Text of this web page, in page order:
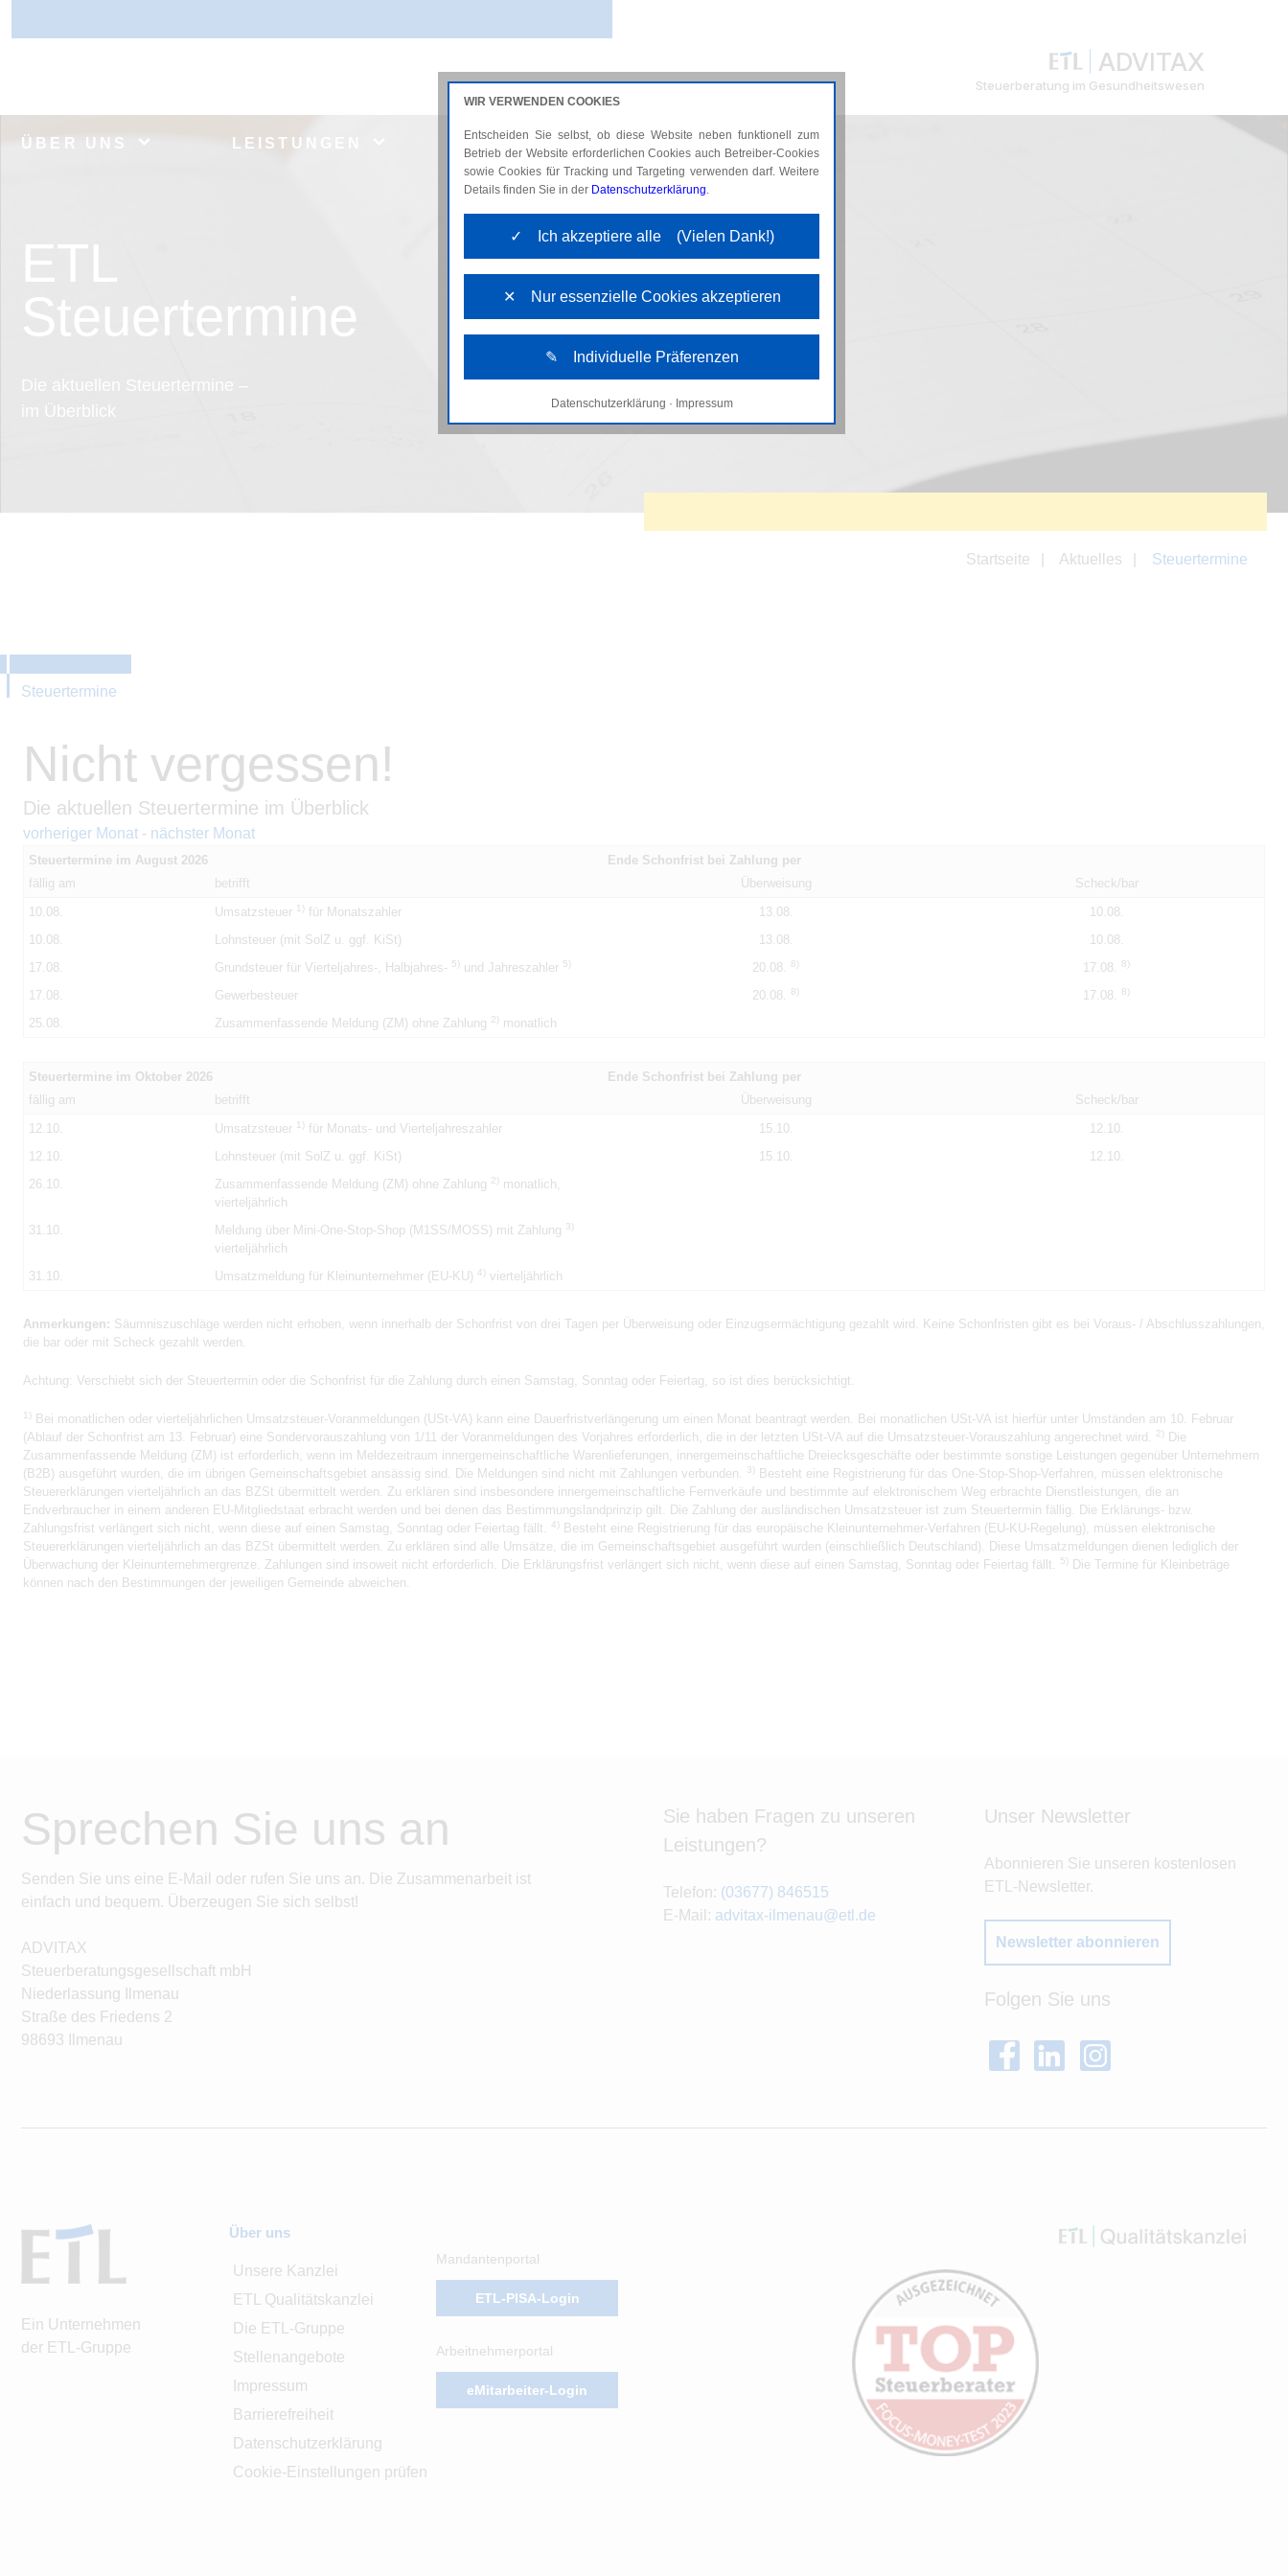
ADVITAX
Steuerberatung im Gesundheitswesen
ÜBER UNS LEISTUNGEN AKTUELLES KARRIERE
Steuertermine
Die aktuellen Steuertermine –
Startseite Aktuelles Steuertermine
Steuertermine
Nicht vergessen!
Die aktuellen Steuertermine im Überblick
vorheriger Monat - nächster Monat
Steuertermine im August 2026
Ende Schonfrist bei Zahlung per
fällig am
betrifft Überweisung
Scheck/bar
10.08.
Umsatzsteuer 1) für Monatszahler 13.08.
10.08.
10.08.
Lohnsteuer (mit SolZ u. ggf. KiSt) 13.08.
10.08.
17.08.
Grundsteuer für Vierteljahres-, Halbjahres- 5) und Jahreszahler 5) 20.08. 8) 17.08. 8)
17.08. Gewerbesteuer 20.08. 8) 17.08. 8)
25.08. Zusammenfassende Meldung (ZM) ohne Zahlung 2) monatlich
Steuertermine im Oktober 2026
Ende Schonfrist bei Zahlung per
fällig am
betrifft Überweisung
Scheck/bar
12.10.
Umsatzsteuer 1) für Monats- und Vierteljahreszahler 15.10.
12.10.
12.10.
Lohnsteuer (mit SolZ u. ggf. KiSt) 15.10.
12.10.
26.10.
Zusammenfassende Meldung (ZM) ohne Zahlung 2) monatlich,
vierteljährlich
31.10.
Meldung über Mini-One-Stop-Shop (M1SS/MOSS) mit Zahlung 3)
vierteljährlich
31.10.
Umsatzmeldung für Kleinunternehmer (EU-KU) 4) vierteljährlich
Anmerkungen: Säumniszuschläge werden nicht erhoben, wenn innerhalb der Schonfrist von drei Tagen per Überweisung oder Einzugsermächtigung gezahlt wird. Keine Schonfristen gibt es bei Voraus- / Abschlusszahlungen,
die bar oder mit Scheck gezahlt werden.
Achtung: Verschiebt sich der Steuertermin oder die Schonfrist für die Zahlung durch einen Samstag, Sonntag oder Feiertag, so ist dies berücksichtigt.
1)
Bei monatlichen oder vierteljährlichen Umsatzsteuer-Voranmeldungen (USt-VA) kann eine Dauerfristverlängerung um einen Monat beantragt werden. Bei monatlichen USt-VA ist hierfür unter Umständen am 10. Februar
(Ablauf der Schonfrist am 13. Februar) eine Sondervorauszahlung von 1/11 der Voranmeldungen des Vorjahres erforderlich, die in der letzten USt-VA auf die Umsatzsteuer-Vorauszahlung angerechnet wird.
2)
Die
Zusammenfassende Meldung (ZM) ist erforderlich, wenn im Meldezeitraum innergemeinschaftliche Warenlieferungen, innergemeinschaftliche Dreiecksgeschäfte oder bestimmte sonstige Leistungen gegenüber Unternehmern
(B2B) ausgeführt wurden, die im übrigen Gemeinschaftsgebiet ansässig sind. Die Meldungen sind nicht mit Zahlungen verbunden.
3)
Besteht eine Registrierung für das One-Stop-Shop-Verfahren, müssen elektronische
Steuererklärungen vierteljährlich an das BZSt übermittelt werden. Zu erklären sind insbesondere innergemeinschaftliche Fernverkäufe und bestimmte auf elektronischem Weg erbrachte Dienstleistungen, die an
Endverbraucher in einem anderen EU-Mitgliedstaat erbracht werden und bei denen das Bestimmungslandprinzip gilt. Die Zahlung der ausländischen Umsatzsteuer ist zum Steuertermin fällig. Die Erklärungs- bzw.
Zahlungsfrist verlängert sich nicht, wenn diese auf einen Samstag, Sonntag oder Feiertag fällt.
4)
Besteht eine Registrierung für das europäische Kleinunternehmer-Verfahren (EU-KU-Regelung), müssen elektronische
Steuererklärungen vierteljährlich an das BZSt übermittelt werden. Zu erklären sind alle Umsätze, die im Gemeinschaftsgebiet ausgeführt wurden (einschließlich Deutschland). Diese Umsatzmeldungen dienen lediglich der
Überwachung der Kleinunternehmergrenze. Zahlungen sind insoweit nicht erforderlich. Die Erklärungsfrist verlängert sich nicht, wenn diese auf einen Samstag, Sonntag oder Feiertag fällt.
5)
Die Termine für Kleinbeträge
können nach den Bestimmungen der jeweiligen Gemeinde abweichen.
Sprechen Sie uns an
Senden Sie uns eine E-Mail oder rufen Sie uns an. Die Zusammenarbeit ist
einfach und bequem. Überzeugen Sie sich selbst!
ADVITAX
Steuerberatungsgesellschaft mbH
Niederlassung Ilmenau
Straße des Friedens 2
98693 Ilmenau
Sie haben Fragen zu unseren
Leistungen?
Telefon: (03677) 846515
E-Mail: advitax-ilmenau@etl.de
Unser Newsletter
Abonnieren Sie unseren kostenlosen
ETL-Newsletter.
Newsletter abonnieren
Folgen Sie uns
Ein Unternehmen
der ETL-Gruppe
Über uns
Unsere Kanzlei
ETL Qualitätskanzlei
Die ETL-Gruppe
Stellenangebote
Impressum
Barrierefreiheit
Datenschutzerklärung
Cookie-Einstellungen prüfen
Mandantenportal
ETL-PISA-Login
Arbeitnehmerportal
eMitarbeiter-Login
WIR VERWENDEN COOKIES
Entscheiden Sie selbst, ob diese Website neben funktionell zum
Betrieb der Website erforderlichen Cookies auch Betreiber-Cookies
sowie Cookies für Tracking und Targeting verwenden darf. Weitere
Details finden Sie in der Datenschutzerklärung.
✓ Ich akzeptiere alle (Vielen Dank!)
✕ Nur essenzielle Cookies akzeptieren
✎ Individuelle Präferenzen
Notwendige Cookies
Datenschutzerklärung · Impressum